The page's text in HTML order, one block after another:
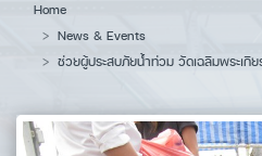
Home
News & Events
ช่วยผู้ประสบภัยน้ำท่วม วัดเฉลิมพระเกี